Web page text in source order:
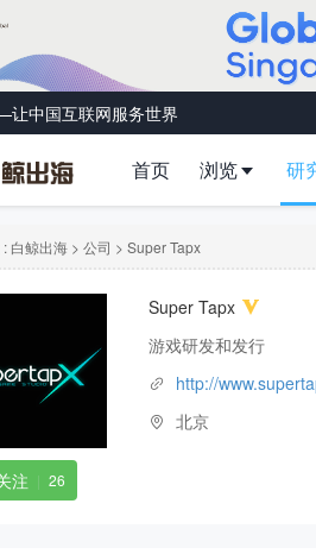
让中国互联网服务世界
首页 浏览 研
: 白鲸出海 > 公司 > Super Tapx
注 | 26
Super Tapx
游戏研发和发行
http://
北京